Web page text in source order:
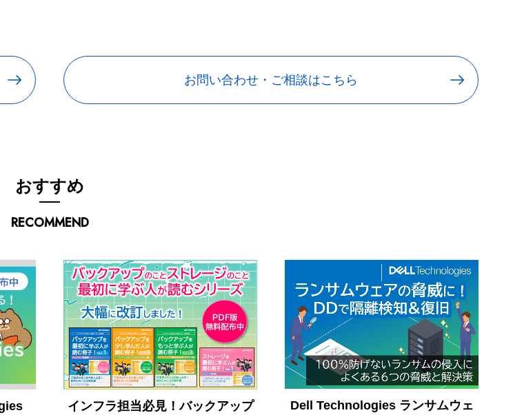
お問い合わせ・ご相談はこちら
RECOMMEND
おすすめ
インフラ担当必見！バックアップ Dell Technologies ランサムウェ